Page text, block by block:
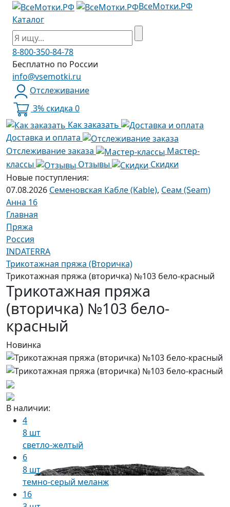
ВсеМотки.РФ
Каталог
8-800-350-84-78
Бесплатно по России
info@vsemotki.ru
Отслеживание
3% скидка 0
Как заказать
Доставка и оплата
Отслеживание заказа
Мастер-
классы
Отзывы
Скидки
Новые поступления:
07.08.2026 Семеновская Кабле (Kable), Сеам (Seam)
Анна 16
Главная
Пряжа
Россия
INDATERRA
Трикотажная пряжа (Вторичка)
Трикотажная пряжа (вторичка) №103 бело-красный
Трикотажная пряжа
(вторичка) №103 бело-
красный
Новинка
В наличии:
4
8 шт
светло-желтый
6
8 шт
темно-серый меланж
16